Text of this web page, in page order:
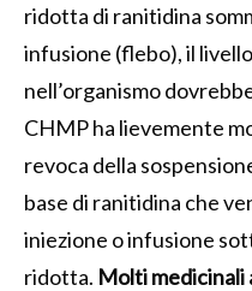
ridotta di ranitidina
infusione (flebo), il
nell’organismo
CHMP ha lievemente
revoca della
base di ranitidina che
iniezione o infusione
ridotta. Molti medicinali